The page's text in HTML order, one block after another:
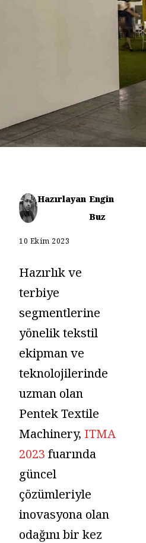
Hazırlayan Engin
Buz
10 Ekim 2023
Hazırlık ve
terbiye
segmentlerine
yönelik tekstil
ekipman ve
teknolojilerinde
uzman olan
Pentek Textile
Machinery, ITMA
2023 fuarında
güncel
çözümleriyle
inovasyona olan
odağını bir kez